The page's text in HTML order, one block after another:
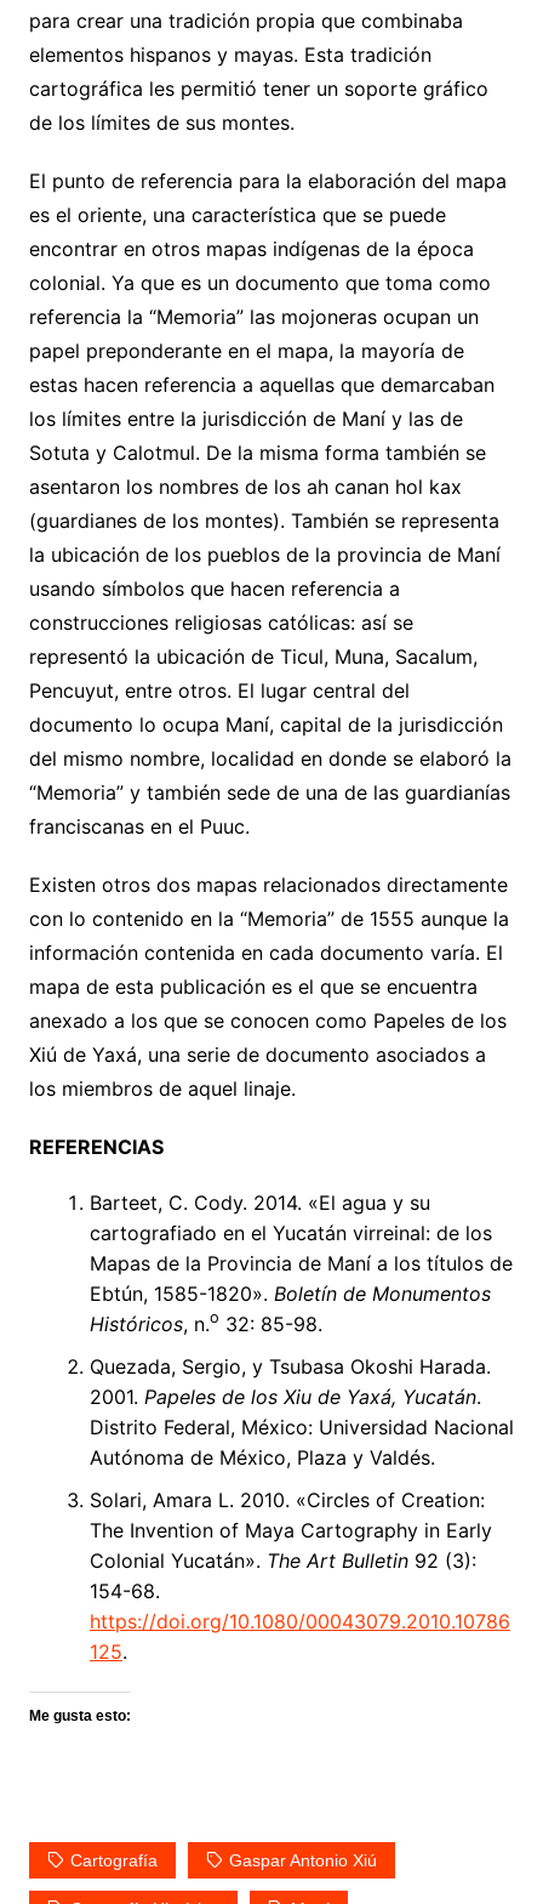
para crear una tradición propia que combinaba
elementos hispanos y mayas. Esta tradición
cartográfica les permitió tener un soporte gráfico
de los límites de sus montes.
El punto de referencia para la elaboración del mapa
es el oriente, una característica que se puede
encontrar en otros mapas indígenas de la época
colonial. Ya que es un documento que toma como
referencia la “Memoria” las mojoneras ocupan un
papel preponderante en el mapa, la mayoría de
estas hacen referencia a aquellas que demarcaban
los límites entre la jurisdicción de Maní y las de
Sotuta y Calotmul. De la misma forma también se
asentaron los nombres de los ah canan hol kax
(guardianes de los montes). También se representa
la ubicación de los pueblos de la provincia de Maní
usando símbolos que hacen referencia a
construcciones religiosas católicas: así se
representó la ubicación de Ticul, Muna, Sacalum,
Pencuyut, entre otros. El lugar central del
documento lo ocupa Maní, capital de la jurisdicción
del mismo nombre, localidad en donde se elaboró la
“Memoria” y también sede de una de las guardianías
franciscanas en el Puuc.
Existen otros dos mapas relacionados directamente
con lo contenido en la “Memoria” de 1555 aunque la
información contenida en cada documento varía. El
mapa de esta publicación es el que se encuentra
anexado a los que se conocen como Papeles de los
Xiú de Yaxá, una serie de documento asociados a
los miembros de aquel linaje.
REFERENCIAS
Barteet, C. Cody. 2014. «El agua y su
cartografiado en el Yucatán virreinal: de los
Mapas de la Provincia de Maní a los títulos de
Ebtún, 1585-1820». Boletín de Monumentos
Históricos, n.o 32: 85-98.
Quezada, Sergio, y Tsubasa Okoshi Harada.
2001. Papeles de los Xiu de Yaxá, Yucatán.
Distrito Federal, México: Universidad Nacional
Autónoma de México, Plaza y Valdés.
Solari, Amara L. 2010. «Circles of Creation:
The Invention of Maya Cartography in Early
Colonial Yucatán». The Art Bulletin92 (3):
154-68.
https://doi.org/10.1080/00043079.2010.10786
125.
Me gusta esto:
Cartografía Gaspar Antonio Xiú